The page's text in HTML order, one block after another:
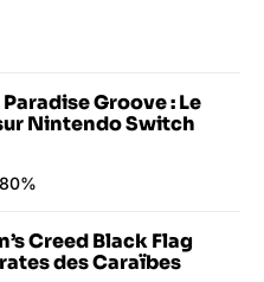
Groove : Le
Nintendo Switch
80%
Creed Black Flag
des Caraïbes